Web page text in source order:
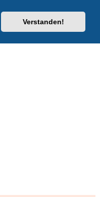
Verstanden!